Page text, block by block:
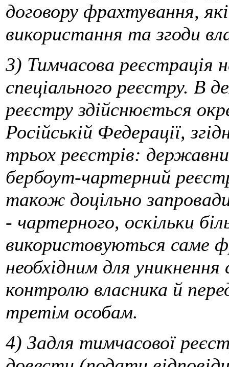
договору фрахтування,
використання та згоди
3) Тимчасова реєстрація
спеціального реєстру. В
реєстру здійснюється
Російській Федерації,
трьох реєстрів:
бербоут-чартерний
також доцільно
- чартерного, оскільки
використовуються саме
необхідним для
контролю власника й
третім особам.
4) Задля тимчасової